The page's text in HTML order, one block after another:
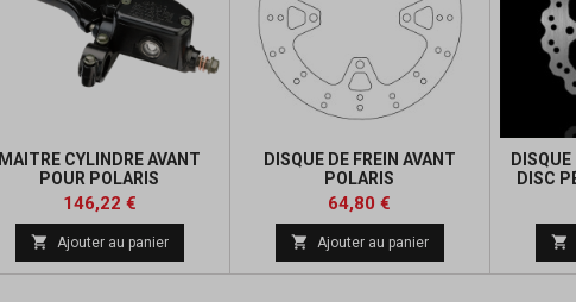
MAITRE CYLINDRE AVANT
POUR POLARIS
Prix
146,22 €Prix
de
base
 Ajouter au panier
DISQUE DE FREIN AVANT
POLARIS
Prix
64,80 €
base
 Ajouter au panier
DISC
